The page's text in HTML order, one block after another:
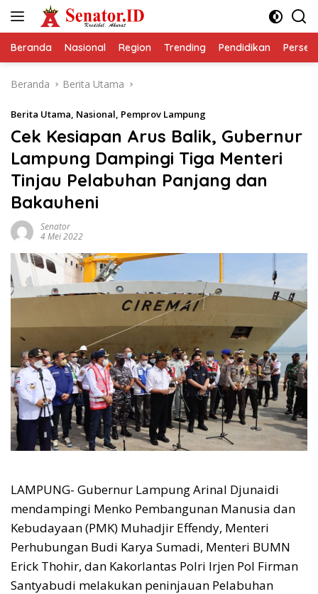
Beranda Nasional Region Trending Pendidikan
Beranda Berita Utama
Berita Utama, Nasional, Pemprov Lampung
Cek Kesiapan Arus Balik, Gubernur
Lampung Dampingi Tiga Menteri
Tinjau Pelabuhan Panjang dan
Bakauheni
Senator
4 Mei 2022
LAMPUNG- Gubernur Lampung Arinal Djunaidi
mendampingi Menko Pembangunan Manusia dan
Kebudayaan (PMK) Muhadjir Effendy, Menteri
Perhubungan Budi Karya Sumadi, Menteri BUMN
Erick Thohir, dan Kakorlantas Polri Irjen Pol Firman
Santyabudi melakukan peninjauan Pelabuhan